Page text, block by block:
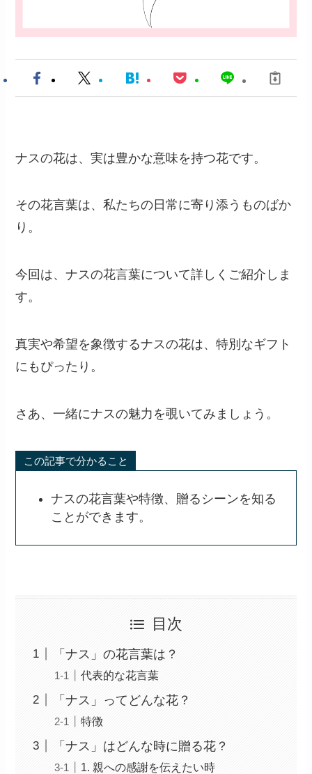
ナスの花は、実は豊かな意味を持つ花です。
その花言葉は、私たちの日常に寄り添うものばか
り。
今回は、ナスの花言葉について詳しくご紹介しま
す。
真実や希望を象徴するナスの花は、特別なギフト
にもぴったり。
さあ、一緒にナスの魅力を覗いてみましょう。
この記事で分かること
ナスの花言葉や特徴、贈るシーンを知る
ことができます。
目次
「ナス」の花言葉は？
代表的な花言葉
「ナス」ってどんな花？
特徴
「ナス」はどんな時に贈る花？
1. 親への感謝を伝えたい時